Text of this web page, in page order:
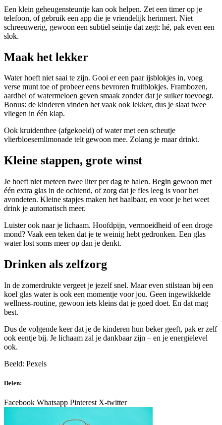
Een klein geheugensteuntje kan ook helpen. Zet een timer op je
telefoon, of gebruik een app die je vriendelijk herinnert. Niet
schreeuwerig, gewoon een subtiel seintje dat zegt: hé, pak even een
slok.
Maak het lekker
Water hoeft niet saai te zijn. Gooi er een paar ijsblokjes in, voeg
verse munt toe of probeer eens bevroren fruitblokjes. Frambozen,
aardbei of watermeloen geven smaak zonder dat je suiker toevoegt.
Bonus: de kinderen vinden het vaak ook lekker, dus je slaat twee
vliegen in één klap.
Ook kruidenthee (afgekoeld) of water met een scheutje
vlierbloesemlimonade telt gewoon mee. Zolang je maar drinkt.
Kleine stappen, grote winst
Je hoeft niet meteen twee liter per dag te halen. Begin gewoon met
één extra glas in de ochtend, of zorg dat je fles leeg is voor het
avondeten. Kleine stapjes maken het haalbaar, en voor je het weet
drink je automatisch meer.
Luister ook naar je lichaam. Hoofdpijn, vermoeidheid of een droge
mond? Vaak een teken dat je te weinig hebt gedronken. Een glas
water lost soms meer op dan je denkt.
Drinken als zelfzorg
In de zomerdrukte vergeet je jezelf snel. Maar even stilstaan bij een
koel glas water is ook een momentje voor jou. Geen ingewikkelde
wellness-routine, gewoon iets kleins dat je goed doet. En dat mag
best.
Dus de volgende keer dat je de kinderen hun beker geeft, pak er zelf
ook eentje bij. Je lichaam zal je dankbaar zijn – en je energielevel
ook.
Beeld: Pexels
Delen:
Facebook Whatsapp Pinterest X-twitter